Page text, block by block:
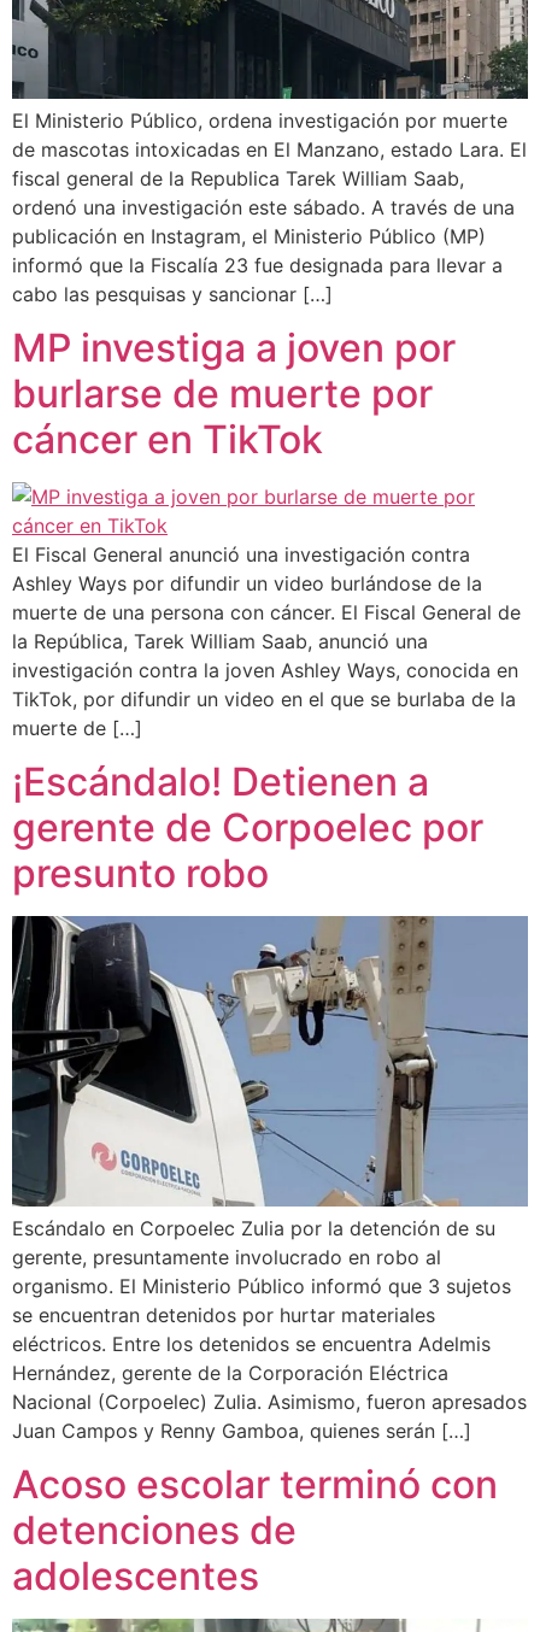
El Ministerio Público, ordena investigación por muerte
de mascotas intoxicadas en El Manzano, estado Lara. El
fiscal general de la Republica Tarek William Saab,
ordenó una investigación este sábado. A través de una
publicación en Instagram, el Ministerio Público (MP)
informó que la Fiscalía 23 fue designada para llevar a
cabo las pesquisas y sancionar […]
MP investiga a joven por
burlarse de muerte por
cáncer en TikTok
El Fiscal General anunció una investigación contra
Ashley Ways por difundir un video burlándose de la
muerte de una persona con cáncer. El Fiscal General de
la República, Tarek William Saab, anunció una
investigación contra la joven Ashley Ways, conocida en
TikTok, por difundir un video en el que se burlaba de la
muerte de […]
¡Escándalo! Detienen a
gerente de Corpoelec por
presunto robo
Escándalo en Corpoelec Zulia por la detención de su
gerente, presuntamente involucrado en robo al
organismo. El Ministerio Público informó que 3 sujetos
se encuentran detenidos por hurtar materiales
eléctricos. Entre los detenidos se encuentra Adelmis
Hernández, gerente de la Corporación Eléctrica
Nacional (Corpoelec) Zulia. Asimismo, fueron apresados
Juan Campos y Renny Gamboa, quienes serán […]
Acoso escolar terminó con
detenciones de
adolescentes